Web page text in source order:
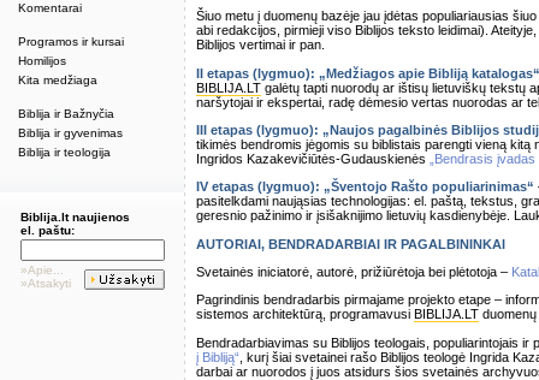
Komentarai
Programos ir kursai
Homilijos
Kita medžiaga
Biblija ir Bažnyčia
Biblija ir gyvenimas
Biblija ir teologija
Biblija.lt naujienos
el. paštu:
»Apie...
»Atsakyti
Šiuo metu į duomenų bazėje jau įdėtas populiariausias
abi redakcijos, pirmieji viso Biblijos teksto leidimai).
Biblijos vertimai ir pan.
II etapas (lygmuo): „Medžiagos apie Bibliją katalogas“
BIBLIJA.LT galėtų tapti nuorodų ar ištisų lietuviškų tekstų
naršytojai ir ekspertai, radę dėmesio vertas nuorodas ar
III etapas (lygmuo): „Naujos pagalbinės Biblijos
tikimės bendromis jėgomis su biblistais parengti vieną kitą
Ingridos Kazakevičiūtės-Gudauskienės
„Bendrasis įvadas
IV etapas (lygmuo): „Šventojo Rašto populiarinimas“
pasitelkdami naująsias technologijas: el. paštą, tekstus,
geresnio pažinimo ir įsišaknijimo lietuvių kasdienybėje.
AUTORIAI, BENDRADARBIAI IR PAGALBININKAI
Svetainės iniciatorė, autorė, prižiūrėtoja bei plėtotoja –
Pagrindinis bendradarbis pirmajame projekto etape –
sistemos architektūrą, programavusi BIBLIJA.LT
Bendradarbiavimas su Biblijos teologais, populiarintojais
į Bibliją“ , kurį šiai svetainei rašo Biblijos teologė Ingrida
darbai ar nuorodos į juos atsidurs šios svetainės